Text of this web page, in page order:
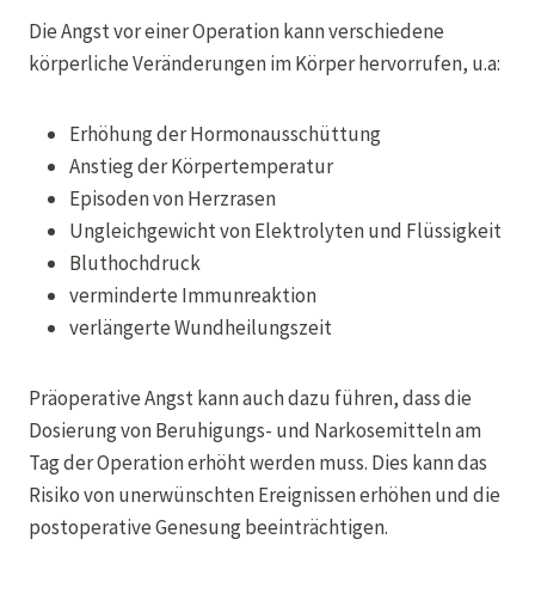
Die Angst vor einer Operation kann verschiedene
körperliche Veränderungen im Körper hervorrufen, u.a:
Erhöhung der Hormonausschüttung
Anstieg der Körpertemperatur
Episoden von Herzrasen
Ungleichgewicht von Elektrolyten und Flüssigkeit
Bluthochdruck
verminderte Immunreaktion
verlängerte Wundheilungszeit
Präoperative Angst kann auch dazu führen, dass die
Dosierung von Beruhigungs- und Narkosemitteln am
Tag der Operation erhöht werden muss. Dies kann das
Risiko von unerwünschten Ereignissen erhöhen und die
postoperative Genesung beeinträchtigen.